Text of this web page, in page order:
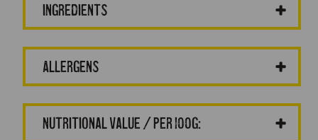
Ingredients
Allergens
Nutritional value / per 100g: